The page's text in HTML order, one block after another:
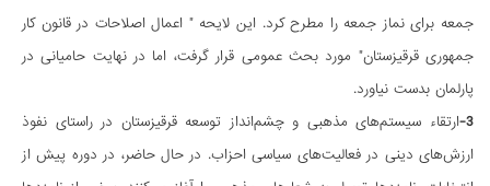
جمعه برای نماز جمعه را مطرح کرد. این لایحه " اعمال اصلاحات در قانون کار
جمهوری قرقیزستان" مورد بحث عمومی قرار گرفت، اما در نهایت حامیانی در
پارلمان بدست نیاورد.
3- ارتقاء سیستم‌های مذهبی و چشم‌انداز توسعه قرقیزستان در راستای نفوذ
ارزش‌های دینی در فعالیت‌های سیاسی احزاب. در حال حاضر، در دوره پیش از